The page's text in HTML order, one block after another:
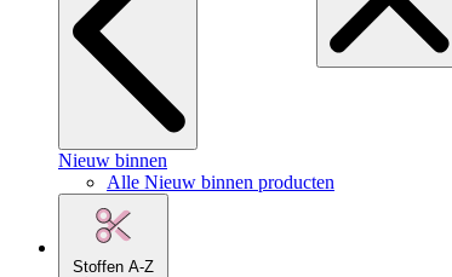
Nieuw binnen
Alle Nieuw binnen producten
Stoffen A-Z